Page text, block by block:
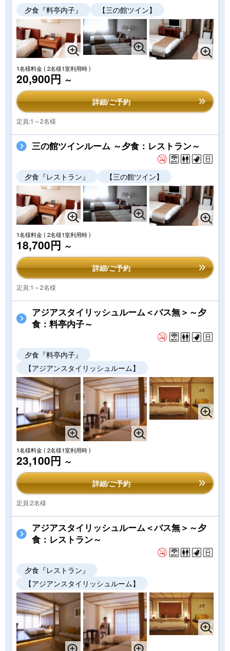
夕食『料亭内子』 【三の館ツイン】
1名様料金( 2名様1室利用時 )
20,900円 ～
詳細/ご予約
定員:1～2名様
三の館ツインルーム ～夕食：レストラン～
夕食『レストラン』 【三の館ツイン】
1名様料金( 2名様1室利用時 )
18,700円 ～
詳細/ご予約
定員:1～2名様
アジアスタイリッシュルーム＜バス無＞～夕
食：料亭内子～
夕食『料亭内子』
【アジアンスタイリッシュルーム】
1名様料金( 2名様1室利用時 )
23,100円 ～
詳細/ご予約
定員:2名様
アジアスタイリッシュルーム＜バス無＞～夕
食：レストラン～
夕食『レストラン』
【アジアンスタイリッシュルーム】